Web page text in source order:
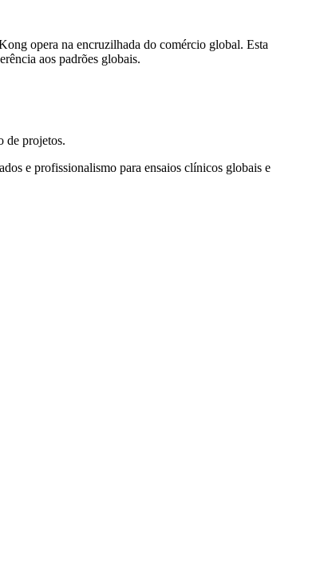
opera na encruzilhada do comércio global. Esta
aos padrões globais.
de projetos.
e profissionalismo para ensaios clínicos globais e